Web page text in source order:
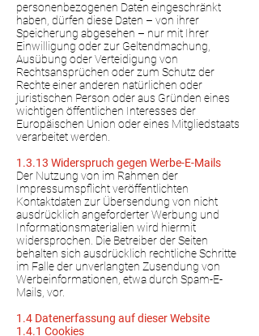
personenbezogenen Daten eingeschränkt
haben, dürfen diese Daten – von ihrer
Speicherung abgesehen – nur mit Ihrer
Einwilligung oder zur Geltendmachung,
Ausübung oder Verteidigung von
Rechtsansprüchen oder zum Schutz der
Rechte einer anderen natürlichen oder
juristischen Person oder aus Gründen eines
wichtigen öffentlichen Interesses der
Europäischen Union oder eines Mitgliedstaats
verarbeitet werden.
1.3.13 Widerspruch gegen Werbe-E-Mails
Der Nutzung von im Rahmen der
Impressumspflicht veröffentlichten
Kontaktdaten zur Übersendung von nicht
ausdrücklich angeforderter Werbung und
Informationsmaterialien wird hiermit
widersprochen. Die Betreiber der Seiten
behalten sich ausdrücklich rechtliche Schritte
im Falle der unverlangten Zusendung von
Werbeinformationen, etwa durch Spam-E-
Mails, vor.
1.4 Datenerfassung auf dieser Website
1.4.1 Cookies